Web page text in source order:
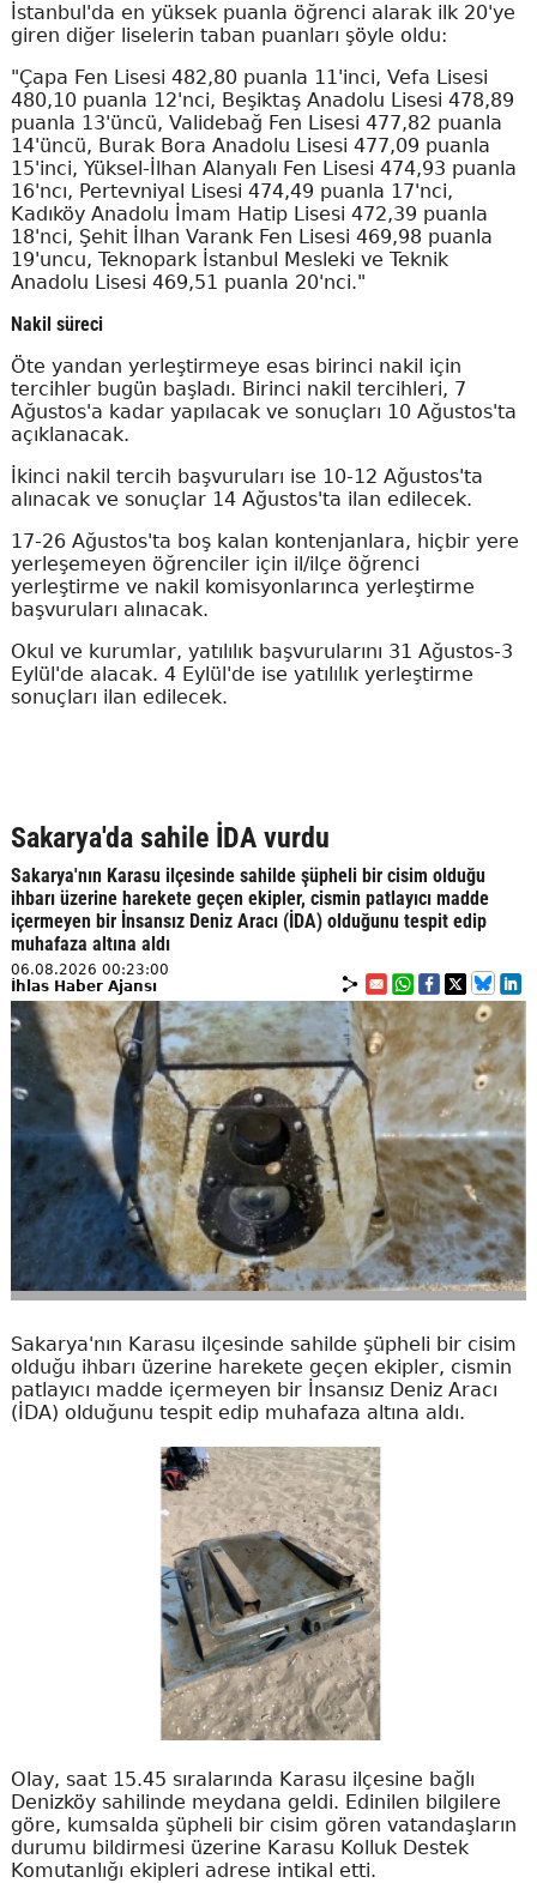
İstanbul'da en yüksek puanla öğrenci alarak ilk 20'ye
giren diğer liselerin taban puanları şöyle oldu:
"Çapa Fen Lisesi 482,80 puanla 11'inci, Vefa Lisesi
480,10 puanla 12'nci, Beşiktaş Anadolu Lisesi 478,89
puanla 13'üncü, Validebağ Fen Lisesi 477,82 puanla
14'üncü, Burak Bora Anadolu Lisesi 477,09 puanla
15'inci, Yüksel-İlhan Alanyalı Fen Lisesi 474,93 puanla
16'ncı, Pertevniyal Lisesi 474,49 puanla 17'nci,
Kadıköy Anadolu İmam Hatip Lisesi 472,39 puanla
18'nci, Şehit İlhan Varank Fen Lisesi 469,98 puanla
19'uncu, Teknopark İstanbul Mesleki ve Teknik
Anadolu Lisesi 469,51 puanla 20'nci."
Nakil süreci
Öte yandan yerleştirmeye esas birinci nakil için
tercihler bugün başladı. Birinci nakil tercihleri, 7
Ağustos'a kadar yapılacak ve sonuçları 10 Ağustos'ta
açıklanacak.
İkinci nakil tercih başvuruları ise 10-12 Ağustos'ta
alınacak ve sonuçlar 14 Ağustos'ta ilan edilecek.
17-26 Ağustos'ta boş kalan kontenjanlara, hiçbir yere
yerleşemeyen öğrenciler için il/ilçe öğrenci
yerleştirme ve nakil komisyonlarınca yerleştirme
başvuruları alınacak.
Okul ve kurumlar, yatılılık başvurularını 31 Ağustos-3
Eylül'de alacak. 4 Eylül'de ise yatılılık yerleştirme
sonuçları ilan edilecek.
Sakarya'da sahile İDA vurdu
Sakarya'nın Karasu ilçesinde sahilde şüpheli bir cisim olduğu
ihbarı üzerine harekete geçen ekipler, cismin patlayıcı madde
içermeyen bir İnsansız Deniz Aracı (İDA) olduğunu tespit edip
muhafaza altına aldı
06.08.2026 00:23:00
İhlas Haber Ajansı
Sakarya'nın Karasu ilçesinde sahilde şüpheli bir cisim
olduğu ihbarı üzerine harekete geçen ekipler, cismin
patlayıcı madde içermeyen bir İnsansız Deniz Aracı
(İDA) olduğunu tespit edip muhafaza altına aldı.
Olay, saat 15.45 sıralarında Karasu ilçesine bağlı
Denizköy sahilinde meydana geldi. Edinilen bilgilere
göre, kumsalda şüpheli bir cisim gören vatandaşların
durumu bildirmesi üzerine Karasu Kolluk Destek
Komutanlığı ekipleri adrese intikal etti.